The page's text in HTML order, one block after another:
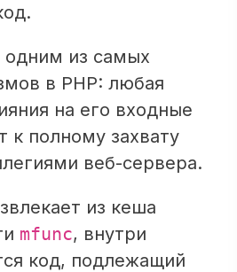
одним из самых
в PHP: любая
на его входные
к полному захвату
веб-сервера.
из кеша
mfunc, внутри
код, подлежащий